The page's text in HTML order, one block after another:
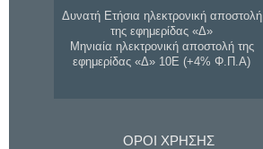
Δυνατή Ετήσια ηλεκτρονική αποστολή
της εφημερίδας «Δ»
Μηνιαία ηλεκτρονική αποστολή της
εφημερίδας «Δ» 10Ε (+4% Φ.Π.Α)
ΟΡΟΙ ΧΡΗΣΗΣ